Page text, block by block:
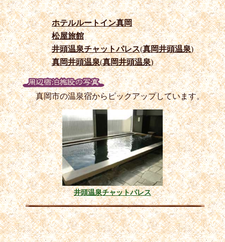
ホテルルートイン真岡
松屋旅館
井頭温泉チャットパレス(真岡井頭温泉)
真岡井頭温泉(真岡井頭温泉)
真岡市の温泉宿からピックアップしています。
井頭温泉チャットパレス